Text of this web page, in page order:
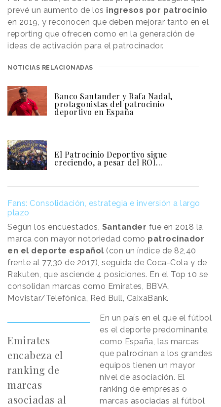
prevé un aumento de los ingresos por patrocinio
en 2019, y reconocen que deben mejorar tanto en el
reporting que ofrecen como en la generación de
ideas de activación para el patrocinador.
NOTICIAS RELACIONADAS
Banco Santander y Rafa Nadal,
protagonistas del patrocinio
deportivo en España
El Patrocinio Deportivo sigue
creciendo, a pesar del ROI...
Fans: Consolidación, estrategia e inversión a largo
plazo
Según los encuestados, Santander fue en 2018 la
marca con mayor notoriedad como patrocinador
en el deporte español (con un índice de 82,40
frente al 77,30 de 2017), seguida de Coca-Cola y de
Rakuten, que asciende 4 posiciones. En el Top 10 se
consolidan marcas como Emirates, BBVA,
Movistar/Telefónica, Red Bull, CaixaBank.
Emirates
encabeza el
ranking de
marcas
asociadas al
En un país en el que el fútbol
es el deporte predominante,
como España, las marcas
que patrocinan a los grandes
equipos tienen un mayor
nivel de asociación. El
ranking de empresas o
marcas asociadas al fútbol